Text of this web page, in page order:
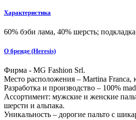
Характеристика
60% бэби лама, 40% шерсть;
О бренде (Heresis)
Фирма - MG Fashion Srl.
Место расположения – Martina Franca,
Разработка и производство – 100%
Ассортимент: мужские и женские
шерсти и альпака.
Уникальность – дорогие пальто с